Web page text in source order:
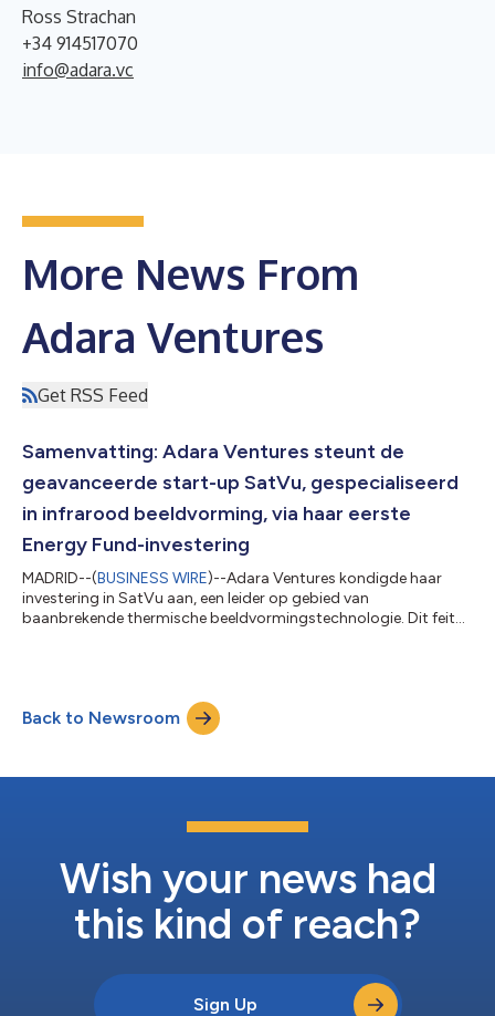
Ross Strachan
+34 914517070
info@adara.vc
More News From
Adara Ventures
Get RSS Feed
Samenvatting: Adara Ventures steunt de
geavanceerde start-up SatVu, gespecialiseerd
in infrarood beeldvorming, via haar eerste
Energy Fund-investering
MADRID--(BUSINESS WIRE)--Adara Ventures kondigde haar
investering in SatVu aan, een leider op gebied van
baanbrekende thermische beeldvormingstechnologie. Dit feit
bestaande investeerders. Door haar eigen infraroodtechnologie
aan te wenden om thermische gegevens vast te leggen met de
hoogste resolutie ter wereld...
Back to Newsroom
Wish your news had
this kind of reach?
Sign Up